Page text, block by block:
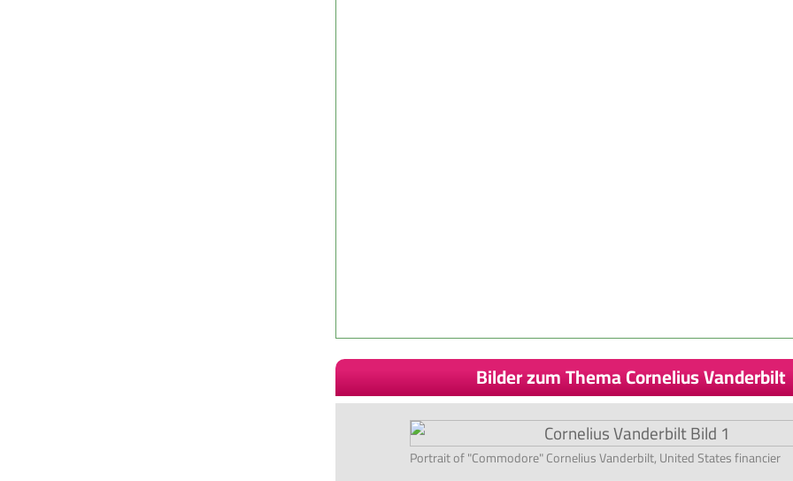
Bilder zum Thema Cornelius Vanderbilt
Portrait of "Commodore" Cornelius Vanderbilt, United States financier